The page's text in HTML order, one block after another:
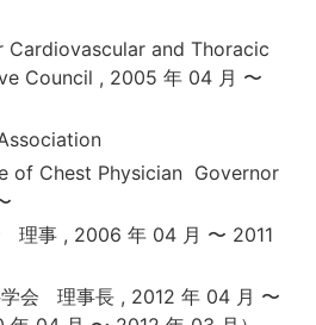
Cardiovascular and Thoracic
Council , 2005 年 04 月 〜
of Chest Physician Governor
理事 , 2006 年 04 月 〜 2011
学会 理事長 , 2012 年 04 月 〜